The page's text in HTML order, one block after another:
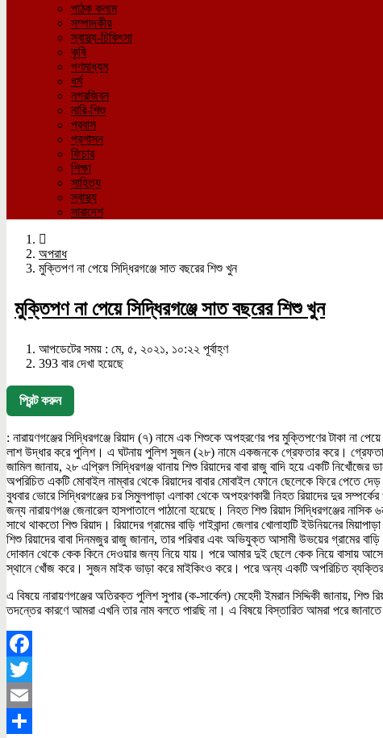
পাঠক কলাম
সম্পাদকীয়
স্বাস্থ্য-চিকিৎসা
কৃষি
গণমাধ্যম
ধর্ম
নগরজিবন
নারি-শিশু
প্রবাস
প্রশাসন
ফিচার
শিক্ষা
সাহিত্য
স্বাস্থ্য
সারাদেশ
অপরাধ
মুক্তিপণ না পেয়ে সিদ্ধিরগঞ্জে সাত বছরের শিশু খুন
মুক্তিপণ না পেয়ে সিদ্ধিরগঞ্জে সাত বছরের শিশু খুন
আপডেটের সময় : মে, ৫, ২০২১, ১০:২২ পূর্বাহ্ণ
393 বার দেখা হয়েছে
প্রিন্ট করুন
: নারায়ণগঞ্জের সিদ্ধিরগঞ্জে রিয়াদ (৭) নামে এক শিশুকে অপহরণের পর মুক্তিপণের টাকা না
লাশ উদ্ধার করে পুলিশ। এ ঘটনায় পুলিশ সুজন (২৮) নামে একজনকে গ্রেফতার করে।
জামিল জানায়, ২৮ এপ্রিল সিদ্ধিরগঞ্জ থানায় শিশু রিয়াদের বাবা রাজু বাদি হয়ে একটি
অপরিচিত একটি মোবাইল নাম্বার থেকে রিয়াদের বাবার মোবাইল ফোনে ছেলেকে ফিরে
বুধবার ভোরে সিদ্ধিরগঞ্জের চর সিমুলপাড়া এলাকা থেকে অপহরণকারী নিহত রিয়াদের দুর
জন্য নারায়ণগঞ্জ জেনারেল হাসপাতালে পাঠানো হয়েছে। নিহত শিশু রিয়াদ সিদ্ধিরগঞ্জের
সাথে থাকতো শিশু রিয়াদ। রিয়াদের গ্রামের বাড়ি গাইবান্দা জেলার খোলাহাটি ইউনিয়নের
শিশু রিয়াদের বাবা দিনমজুর রাজু জানান, তার পরিবার এবং অভিযুক্ত আসামী উভয়ের গ্রামের
দোকান থেকে কেক কিনে দেওয়ার জন্য নিয়ে যায়। পরে আমার দুই ছেলে কেক নিয়ে বাসায়
স্থানে খোঁজ করে। সুজন মাইক ভাড়া করে মাইকিংও করে। পরে অন্য একটি অপরিচিত
এ বিষয়ে নারায়ণগঞ্জের অতিরক্ত পুলিশ সুপার (ক-সার্কেল) মেহেদী ইমরান সিদ্দিকী
তদন্তের কারণে আমরা এখনি তার নাম বলতে পারছি না। এ বিষয়ে বিস্তারিত আমরা পরে জানাতে
Facebook
Twitter
Email